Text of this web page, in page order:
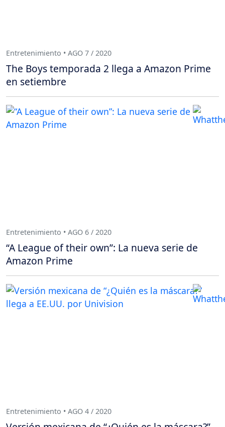
Entretenimiento • AGO 7 / 2020
The Boys temporada 2 llega a Amazon Prime
en setiembre
Entretenimiento • AGO 6 / 2020
“A League of their own”: La nueva serie de
Amazon Prime
Entretenimiento • AGO 4 / 2020